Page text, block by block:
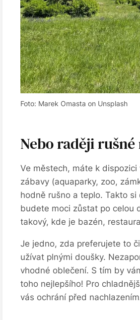
Foto: Marek Omasta on Unsplash
Nebo raději rušné
Ve městech, máte k
zábavy (aquaparky, zoo,
hodně rušno a teplo. Takto
budete moci zůstat po celou
takový, kde je bazén,
Je jedno, zda preferujete to
užívat plnými doušky.
vhodné oblečení. S tím by
toho nejlepšího! Pro
vás ochrání před